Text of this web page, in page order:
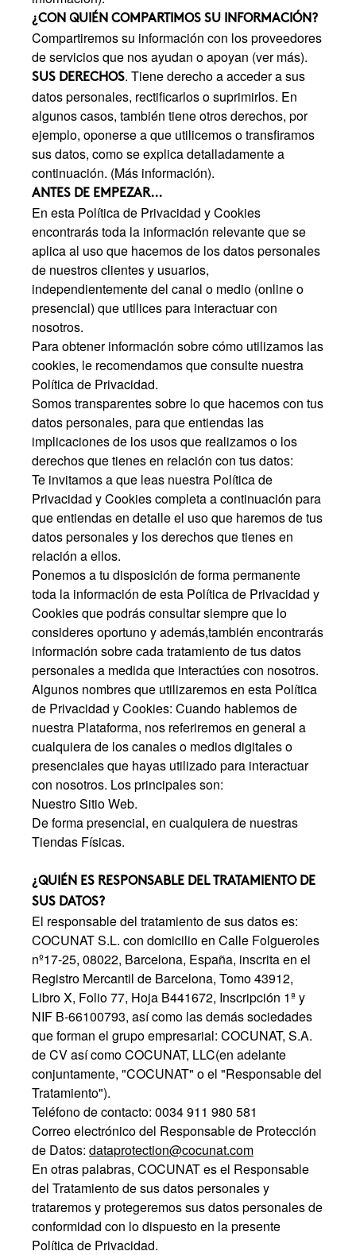
¿CON QUIÉN COMPARTIMOS SU INFORMACIÓN?
Compartiremos su información con los proveedores
de servicios que nos ayudan o apoyan (ver más).
SUS DERECHOS. Tiene derecho a acceder a sus
datos personales, rectificarlos o suprimirlos. En
algunos casos, también tiene otros derechos, por
ejemplo, oponerse a que utilicemos o transfiramos
sus datos, como se explica detalladamente a
continuación. (Más información).
ANTES DE EMPEZAR...
En esta Política de Privacidad y Cookies
encontrarás toda la información relevante que se
aplica al uso que hacemos de los datos personales
de nuestros clientes y usuarios,
independientemente del canal o medio (online o
presencial) que utilices para interactuar con
nosotros.
Para obtener información sobre cómo utilizamos las
cookies, le recomendamos que consulte nuestra
Política de Privacidad.
Somos transparentes sobre lo que hacemos con tus
datos personales, para que entiendas las
implicaciones de los usos que realizamos o los
derechos que tienes en relación con tus datos:
Te invitamos a que leas nuestra Política de
Privacidad y Cookies completa a continuación para
que entiendas en detalle el uso que haremos de tus
datos personales y los derechos que tienes en
relación a ellos.
Ponemos a tu disposición de forma permanente
toda la información de esta Política de Privacidad y
Cookies que podrás consultar siempre que lo
consideres oportuno y además,también encontrarás
información sobre cada tratamiento de tus datos
personales a medida que interactúes con nosotros.
Algunos nombres que utilizaremos en esta Política
de Privacidad y Cookies: Cuando hablemos de
nuestra Plataforma, nos referiremos en general a
cualquiera de los canales o medios digitales o
presenciales que hayas utilizado para interactuar
con nosotros. Los principales son:
Nuestro Sitio Web.
De forma presencial, en cualquiera de nuestras
Tiendas Físicas.
¿QUIÉN ES RESPONSABLE DEL TRATAMIENTO DE
SUS DATOS?
El responsable del tratamiento de sus datos es:
COCUNAT S.L. con domicilio en Calle Folgueroles
nº17-25, 08022, Barcelona, España, inscrita en el
Registro Mercantil de Barcelona, Tomo 43912,
Libro X, Folio 77, Hoja B441672, Inscripción 1ª y
NIF B-66100793, así como las demás sociedades
que forman el grupo empresarial: COCUNAT, S.A.
de CV así como COCUNAT, LLC(en adelante
conjuntamente, "COCUNAT" o el "Responsable del
Tratamiento").
Teléfono de contacto: 0034 911 980 581
Correo electrónico del Responsable de Protección
de Datos: dataprotection@cocunat.com
En otras palabras, COCUNAT es el Responsable
del Tratamiento de sus datos personales y
trataremos y protegeremos sus datos personales de
conformidad con lo dispuesto en la presente
Política de Privacidad.